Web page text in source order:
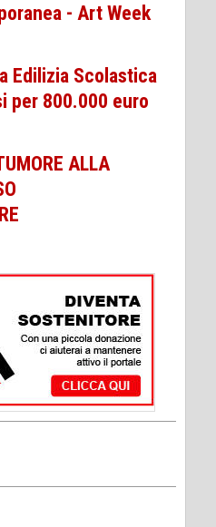
- Art Week
Edilizia Scolastica
per 800.000 euro
ALLA